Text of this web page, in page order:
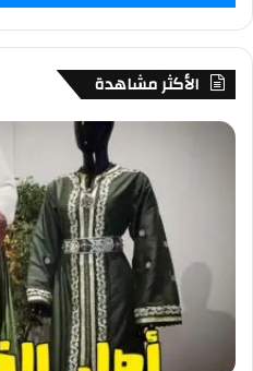
الأكثر مشاهدة